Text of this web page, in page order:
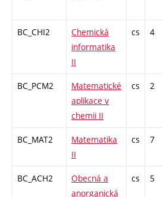
BC_CHI2
Chemická
informatika
II
cs 4
BC_PCM2
Matematické
aplikace v
chemii II
cs 2
BC_MAT2
Matematika
II
cs 7
BC_ACH2
Obecná a
anorganická
cs 5